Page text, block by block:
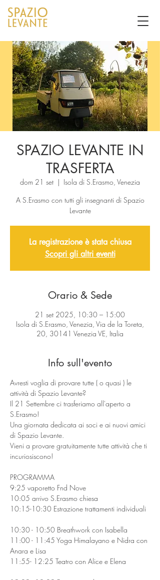
SPAZIO LEVANTE IN
TRASFERTA
dom 21 set
  |
Isola di S.Erasmo, Venezia
A S.Erasmo con tutti gli insegnanti di Spazio
Levante
La registrazione è stata chiusa
Scopri gli altri eventi
Orario & Sede
21 set 2025, 10:30 – 15:00
Isola di S.Erasmo, Venezia, Via de la Toreta,
20, 30141 Venezia VE, Italia
Info sull'evento
Avresti voglia di provare tutte ( o quasi ) le
attività di Spazio Levante?
Il 21 Settembre ci trasferiamo all'aperto a
S.Erasmo!
Una giornata dedicata ai soci e ai nuovi amici
di Spazio Levante.
Vieni a provare gratuitamente tutte attività che ti
incuriosiscono!
PROGRAMMA
9:25 vaporetto Fnd Nove
10:05 arrivo S.Erasmo chiesa
10:15-10:30 Estrazione trattamenti individuali
10:30 - 10:50 Breathwork con Isabella
11:00 - 11:45 Yoga Himalayano e Nidra con
Anara e Lisa
11:55- 12:25 Teatro con Alice e Elena